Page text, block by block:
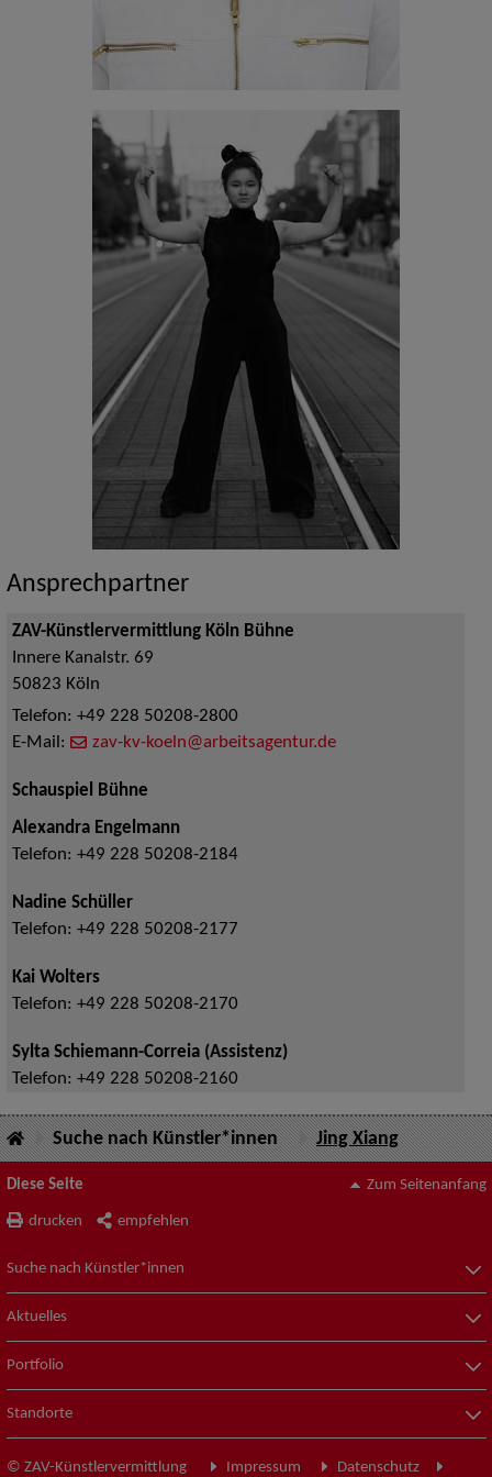
Ansprechpartner
ZAV-Künstlervermittlung Köln Bühne
Innere Kanalstr. 69
50823 Köln
Telefon: +49 228 50208-2800
E-Mail:
zav-kv-koeln@arbeitsagentur.de
Schauspiel Bühne
Alexandra Engelmann
Telefon: +49 228 50208-2184
Nadine Schüller
Telefon: +49 228 50208-2177
Kai Wolters
Telefon: +49 228 50208-2170
Sylta Schiemann-Correia (Assistenz)
Telefon: +49 228 50208-2160
Suche nach Künstler*innen Jing Xiang
Diese Seite
drucken empfehlen
Zum Seitenanfang
Suche nach Künstler*innen
Aktuelles
Portfolio
Standorte
© ZAV-Künstlervermittlung Impressum Datenschutz